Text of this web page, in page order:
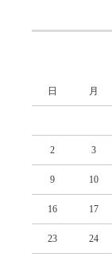
日 月
2 3
9 10
16 17
23 24